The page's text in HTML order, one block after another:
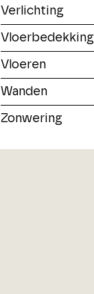
Verlichting
Vloerbedekking
Vloeren
Wanden
Zonwering